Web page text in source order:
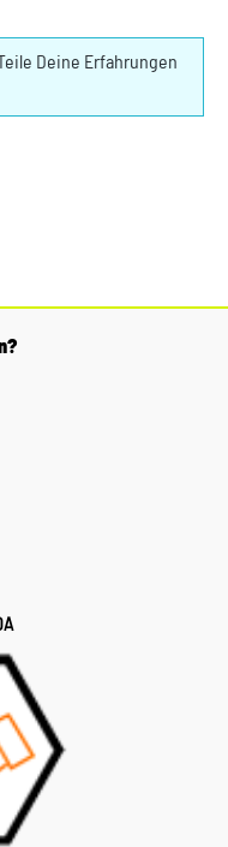
Deine Erfahrungen